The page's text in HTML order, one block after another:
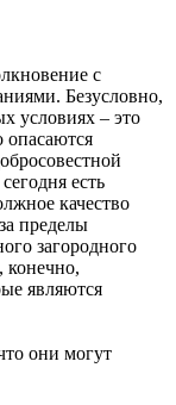
с
Безусловно,
условиях – это
есть
качество
пределы
загородного
конечно,
являются
они могут